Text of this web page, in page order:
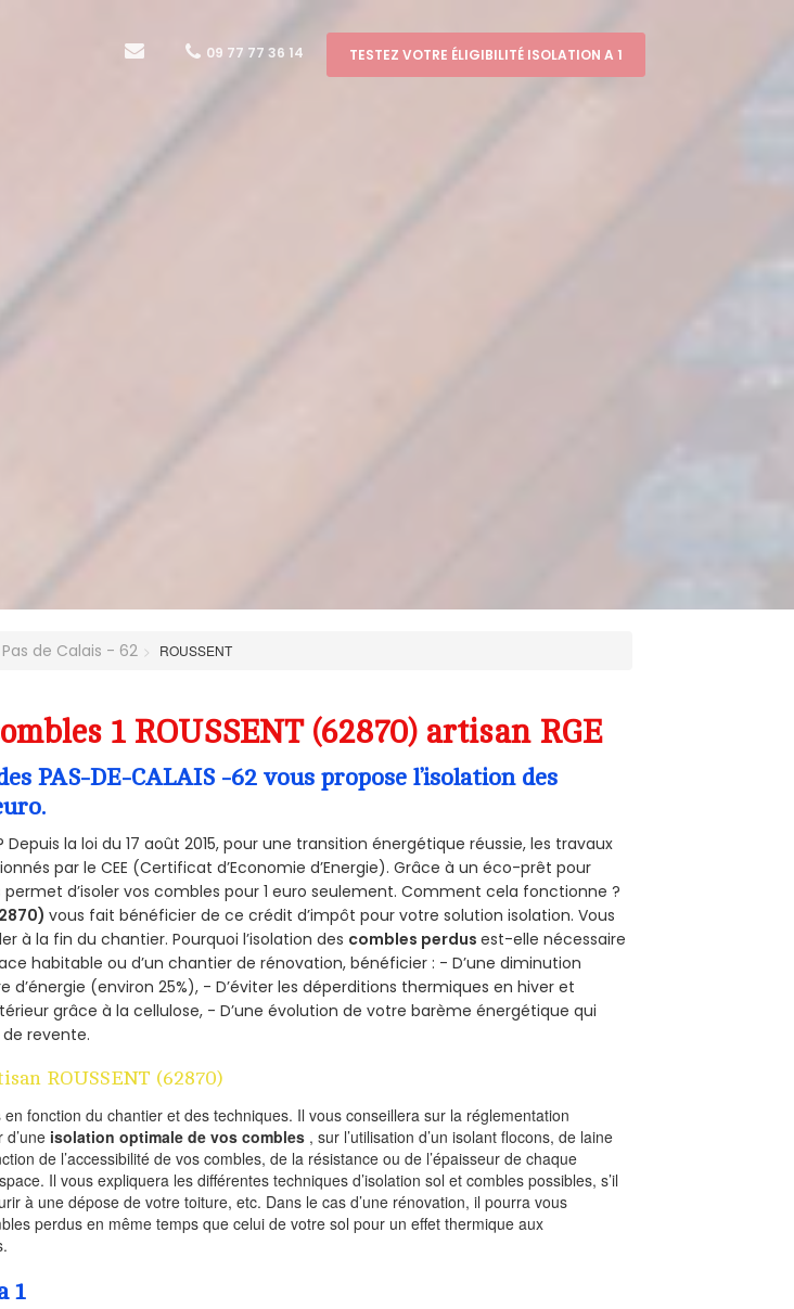
09 77 77 36 14 TESTEZ VOTRE ÉLIGIBILITÉ ISOLATION A 1
de Calais - 62 ROUSSENT
1 ROUSSENT (62870) artisan RGE
PAS-DE-CALAIS -62 vous propose l’isolation des
la loi du 17 août 2015, pour une transition énergétique réussie, les travaux
par le CEE (Certificat d’Economie d’Energie). Grâce à un éco-prêt pour
d’isoler vos combles pour 1 euro seulement. Comment cela fonctionne ?
vous fait bénéficier de ce crédit d’impôt pour votre solution isolation. Vous
à la fin du chantier. Pourquoi l’isolation des combles perdusest-elle nécessaire
habitable ou d’un chantier de rénovation, bénéficier : - D’une diminution
(environ 25%), - D’éviter les déperditions thermiques en hiver et
grâce à la cellulose, - D’une évolution de votre barème énergétique qui
revente.
ROUSSENT (62870)
en fonction du chantier et des techniques. Il vous conseillera sur la réglementation
isolation optimale de vos combles , sur l’utilisation d’un isolant flocons, de laine
de l’accessibilité de vos combles, de la résistance ou de l’épaisseur de chaque
Il vous expliquera les différentes techniques d’isolation sol et combles possibles, s’il
à une dépose de votre toiture, etc. Dans le cas d’une rénovation, il pourra vous
perdus en même temps que celui de votre sol pour un effet thermique aux
1